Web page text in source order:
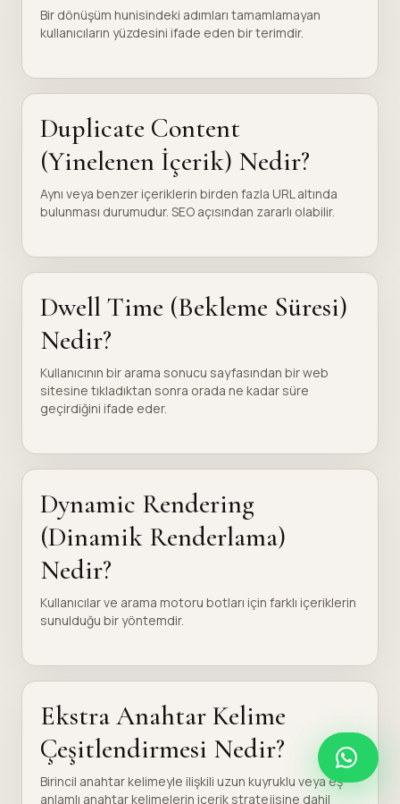
Bir dönüşüm hunisindeki adımları tamamlamayan
kullanıcıların yüzdesini ifade eden bir terimdir.
Duplicate Content
(Yinelenen İçerik) Nedir?
Aynı veya benzer içeriklerin birden fazla URL altında
bulunması durumudur. SEO açısından zararlı olabilir.
Dwell Time (Bekleme Süresi)
Nedir?
Kullanıcının bir arama sonucu sayfasından bir web
sitesine tıkladıktan sonra orada ne kadar süre
geçirdiğini ifade eder.
Dynamic Rendering
(Dinamik Renderlama)
Nedir?
Kullanıcılar ve arama motoru botları için farklı içeriklerin
sunulduğu bir yöntemdir.
Ekstra Anahtar Kelime
Çeşitlendirmesi Nedir?
Birincil anahtar kelimeyle ilişkili uzun kuyruklu veya eş
anlamlı anahtar kelimelerin içerik stratejisine dahil